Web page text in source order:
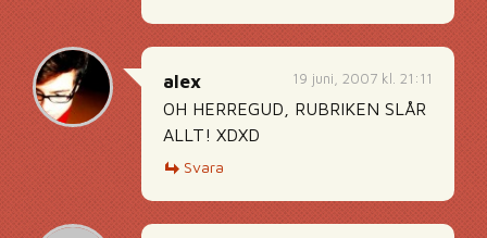
19 juni, 2007 kl. 21:11
alex
OH HERREGUD, RUBRIKEN SLÅR
ALLT! XDXD
Svara